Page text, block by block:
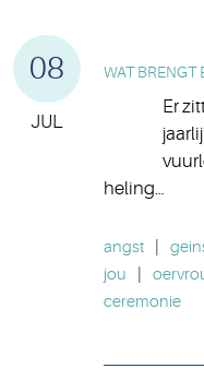
08
JUL
WAT BRENGT
Er
heling…
angst
jou
ceremonie